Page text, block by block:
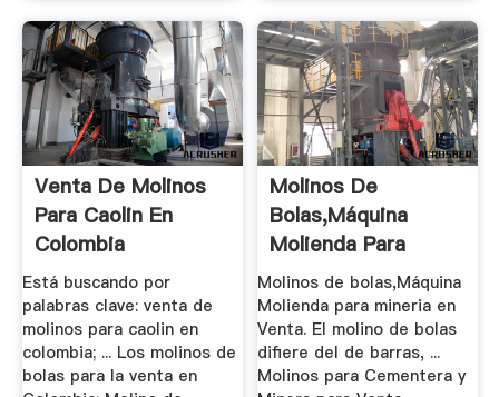
Venta De Molinos
Para Caolin En
Colombia
Está buscando por
palabras clave: venta de
molinos para caolin en
colombia; ... Los molinos de
bolas para la venta en
Molinos De
Bolas,Máquina
Molienda Para
Mineria .
Molinos de bolas,Máquina
Molienda para mineria en
Venta. El molino de bolas
difiere del de barras, ...
Molinos para Cementera y